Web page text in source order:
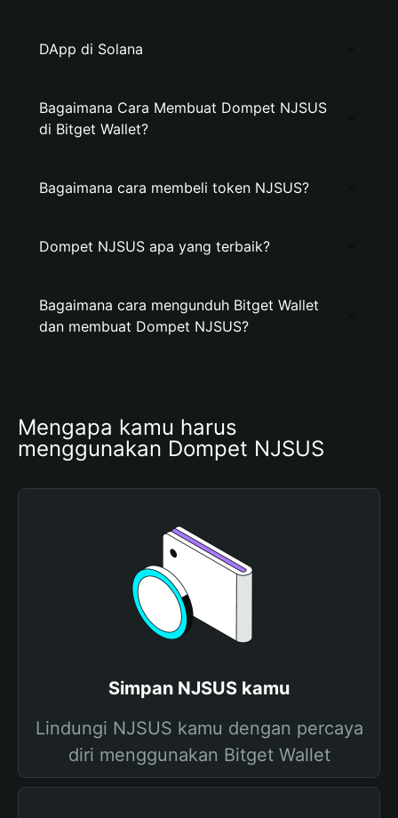
DApp di Solana
Bagaimana Cara Membuat Dompet NJSUS
di Bitget Wallet?
Bagaimana cara membeli token NJSUS?
Dompet NJSUS apa yang terbaik?
Bagaimana cara mengunduh Bitget Wallet
dan membuat Dompet NJSUS?
Mengapa kamu harus
menggunakan Dompet NJSUS
Simpan NJSUS kamu
Lindungi NJSUS kamu dengan percaya
diri menggunakan Bitget Wallet